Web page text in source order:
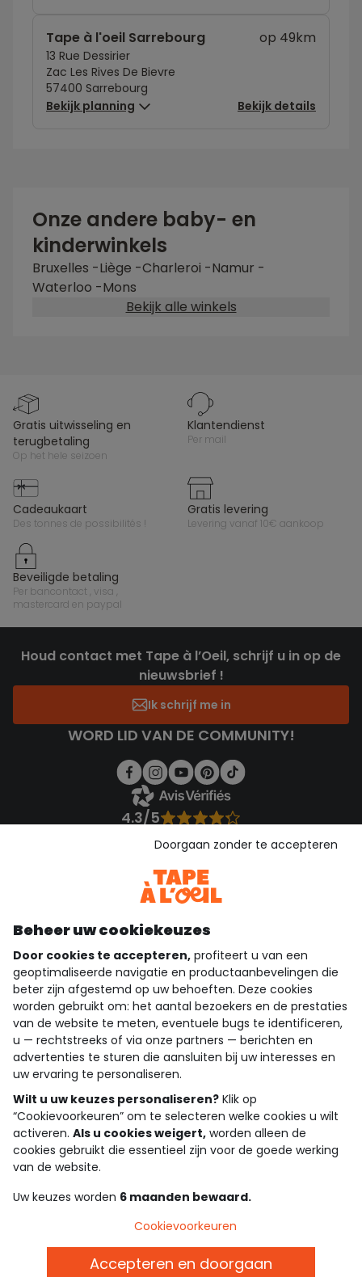
Tape à l'oeil Sarrebourg
13 Rue Dessirier
Zac Les Rives De Bievre
57400 Sarrebourg
op 49km
Bekijk planning Bekijk details
Onze andere baby- en
kinderwinkels
Bruxelles -Liège -Charleroi -Namur -
Waterloo -Mons
Bekijk alle winkels
gratis uitwisseling en
terugbetaling
op het hele seizoen
klantendienst
per mail
cadeaukaart
des tonnes de possibilités !
gratis levering
levering vanaf 10€ aankoop
beveiligde betaling
per bancontact , visa ,
mastercard en paypal
Houd contact met Tape à l’Oeil, schrijf u in op de
nieuwsbrief !
Ik schrijf me in
WORD LID VAN DE COMMUNITY!
4.3/5
Bekijk de vertrouwensverklaring
Download onze applicatie
Ontdek onze applicatie
wie zijn we?
hulp nodig
loyalty club
onze catalogus
Algemene verkoop en gebruiksvoorwaarden
Privacybeleid
Cookies en persoonsgegevens
Beheer uw cookiekeuzes
Door cookies te accepteren, profiteert u van een
geoptimaliseerde navigatie en productaanbevelingen die
beter zijn afgestemd op uw behoeften. Deze cookies
worden gebruikt om: het aantal bezoekers en de prestaties
van de website te meten, eventuele bugs te identificeren,
u — rechtstreeks of via onze partners — berichten en
advertenties te sturen die aansluiten bij uw interesses en
uw ervaring te personaliseren.
Wilt u uw keuzes personaliseren? Klik op
“Cookievoorkeuren” om te selecteren welke cookies u wilt
activeren. Als u cookies weigert, worden alleen de
cookies gebruikt die essentieel zijn voor de goede werking
van de website.
Uw keuzes worden 6 maanden bewaard.
Doorgaan zonder te accepteren
Cookievoorkeuren
Accepteren en doorgaan